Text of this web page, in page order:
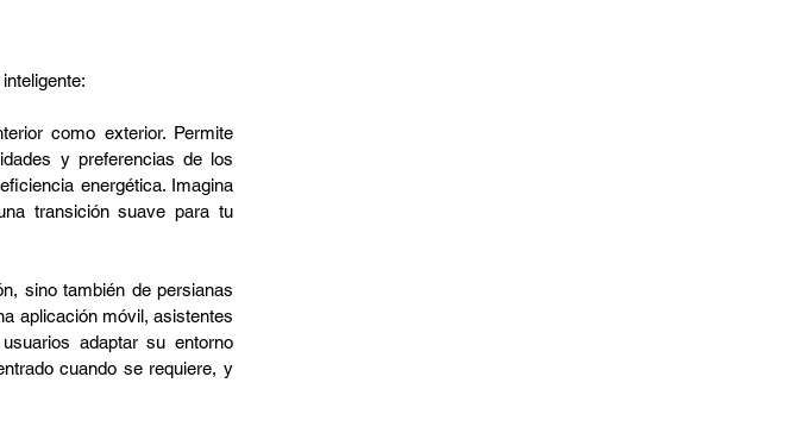
como exterior. Permite
y preferencias de los
energética. Imagina
transición suave para tu
sino también de persianas
aplicación móvil, asistentes
adaptar su entorno
cuando se requiere, y